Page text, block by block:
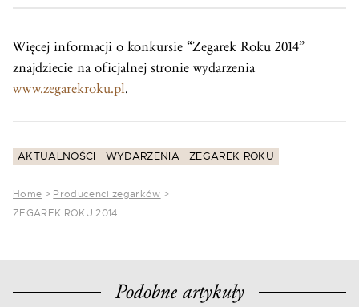
Więcej informacji o konkursie “Zegarek Roku 2014”
znajdziecie na oficjalnej stronie wydarzenia
www.zegarekroku.pl.
AKTUALNOŚCI WYDARZENIA ZEGAREK ROKU
Home > Producenci zegarków >
ZEGAREK ROKU 2014
Podobne artykuły